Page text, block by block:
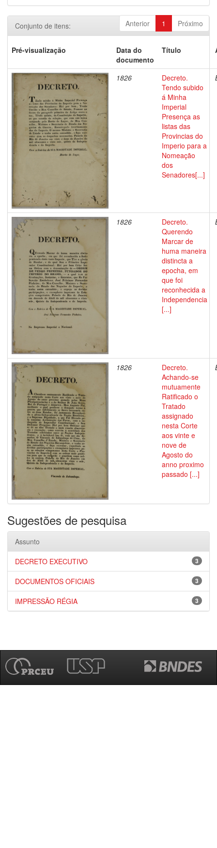
Anterior 1 Próximo
Conjunto de itens:
Pré-visualização
Data do
documento
Título
1826
Decreto.
Tendo subido
á Minha
Imperial
Presença as
listas das
Provincias do
Imperio para a
Nomeação
dos
Senadores[...]
1826
Decreto.
Querendo
Marcar de
huma maneira
distincta a
epocha, em
que foi
reconhecida a
Independencia
[...]
1826
Decreto.
Achando-se
mutuamente
Ratificado o
Tratado
assignado
nesta Corte
aos vinte e
nove de
Agosto do
anno proximo
passado [...]
Sugestões de pesquisa
Assunto
3
DECRETO EXECUTIVO
3
DOCUMENTOS OFICIAIS
3
IMPRESSÃO RÉGIA